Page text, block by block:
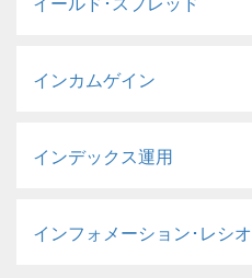
インカムゲイン
インデックス運用
インフォメーション･レシオ